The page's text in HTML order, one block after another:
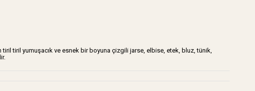
tiril tiril yumuşacık ve esnek bir boyuna çizgili jarse, elbise, etek, bluz, tünik,